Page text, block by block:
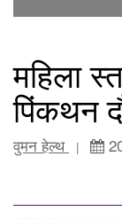
महिला
पिंकथन
वुमन हेल्थ |